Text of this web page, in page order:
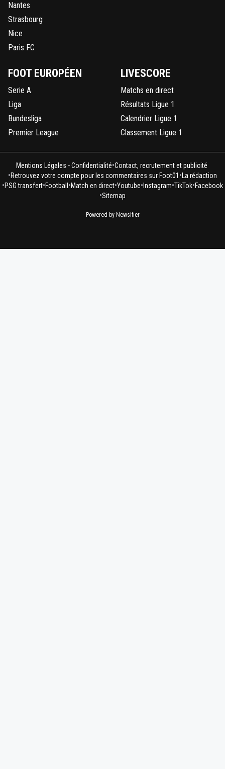
Nantes
Strasbourg
Nice
Paris FC
FOOT EUROPÉEN
Serie A
Liga
Bundesliga
Premier League
LIVESCORE
Matchs en direct
Résultats Ligue 1
Calendrier Ligue 1
Classement Ligue 1
Mentions Légales - Confidentialité•Contact, recrutement et publicité
•Retrouvez votre compte pour les commentaires sur Foot01 • La rédaction
•PSG transfert•Football •Match en direct•Youtube• Instagram•TikTok•Facebook
•Sitemap
Powered by Newsifier